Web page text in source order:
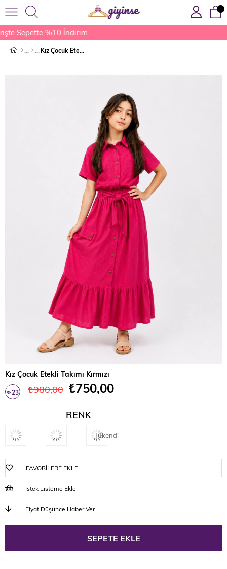
Sepette %10 İndirim
Kız Çocuk Etekli Takımı Kırmızı
Kız Çocuk Etekli Takımı Kırmızı
%23 ₺980,00 ₺750,00
RENK
Tükendi
FAVORILERE EKLE
İstek Listeme Ekle
Fiyat Düşünce Haber Ver